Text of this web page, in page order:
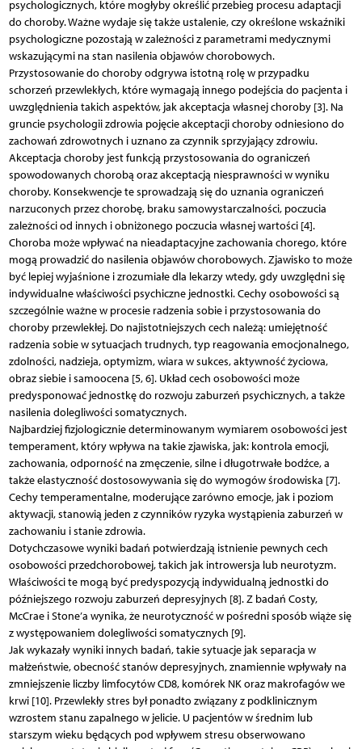
psychologicznych, które mogłyby określić przebieg procesu adaptacji
do choroby. Ważne wydaje się także ustalenie, czy określone wskaźniki
psychologiczne pozostają w zależności z parametrami medycznymi
wskazującymi na stan nasilenia objawów chorobowych.
Przystosowanie do choroby odgrywa istotną rolę w przypadku
schorzeń przewlekłych, które wymagają innego podejścia do pacjenta i
uwzględnienia takich aspektów, jak akceptacja własnej choroby [3]. Na
gruncie psychologii zdrowia pojęcie akceptacji choroby odniesiono do
zachowań zdrowotnych i uznano za czynnik sprzyjający zdrowiu.
Akceptacja choroby jest funkcją przystosowania do ograniczeń
spowodowanych chorobą oraz akceptacją niesprawności w wyniku
choroby. Konsekwencje te sprowadzają się do uznania ograniczeń
narzuconych przez chorobę, braku samowystarczalności, poczucia
zależności od innych i obniżonego poczucia własnej wartości [4].
Choroba może wpływać na nieadaptacyjne zachowania chorego, które
mogą prowadzić do nasilenia objawów chorobowych. Zjawisko to może
być lepiej wyjaśnione i zrozumiałe dla lekarzy wtedy, gdy uwzględni się
indywidualne właściwości psychiczne jednostki. Cechy osobowości są
szczególnie ważne w procesie radzenia sobie i przystosowania do
choroby przewlekłej. Do najistotniejszych cech należą: umiejętność
radzenia sobie w sytuacjach trudnych, typ reagowania emocjonalnego,
zdolności, nadzieja, optymizm, wiara w sukces, aktywność życiowa,
obraz siebie i samoocena [5, 6]. Układ cech osobowości może
predysponować jednostkę do rozwoju zaburzeń psychicznych, a także
nasilenia dolegliwości somatycznych.
Najbardziej fizjologicznie determinowanym wymiarem osobowości jest
temperament, który wpływa na takie zjawiska, jak: kontrola emocji,
zachowania, odporność na zmęczenie, silne i długotrwałe bodźce, a
także elastyczność dostosowywania się do wymogów środowiska [7].
Cechy temperamentalne, moderujące zarówno emocje, jak i poziom
aktywacji, stanowią jeden z czynników ryzyka wystąpienia zaburzeń w
zachowaniu i stanie zdrowia.
Dotychczasowe wyniki badań potwierdzają istnienie pewnych cech
osobowości przedchorobowej, takich jak introwersja lub neurotyzm.
Właściwości te mogą być predyspozycją indywidualną jednostki do
późniejszego rozwoju zaburzeń depresyjnych [8]. Z badań Costy,
McCrae i Stone’a wynika, że neurotyczność w pośredni sposób wiąże się
z występowaniem dolegliwości somatycznych [9].
Jak wykazały wyniki innych badań, takie sytuacje jak separacja w
małżeństwie, obecność stanów depresyjnych, znamiennie wpływały na
zmniejszenie liczby limfocytów CD8, komórek NK oraz makrofagów we
krwi [10]. Przewlekły stres był ponadto związany z podklinicznym
wzrostem stanu zapalnego w jelicie. U pacjentów w średnim lub
starszym wieku będących pod wpływem stresu obserwowano